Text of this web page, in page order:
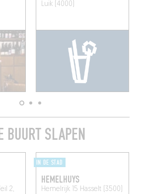
Luik (4000)
BUURT SLAPEN
2,
IN DE STAD
HEMELHUYS
Hemelrijk 15 Hasselt (3500)